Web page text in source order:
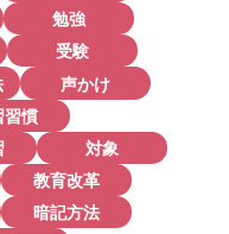
勉強
受験
声かけ
習慣
対象
教育改革
暗記方法